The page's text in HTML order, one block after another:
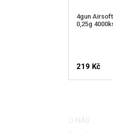
4gun
0,25g
219 Kč
O NÁS